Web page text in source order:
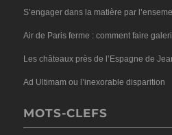
S’engager dans la matière par
Air de Paris ferme : comment faire
Les châteaux près de l’Espagne de
Ad Ultimam ou l’inexorable disparition
MOTS-CLEFS